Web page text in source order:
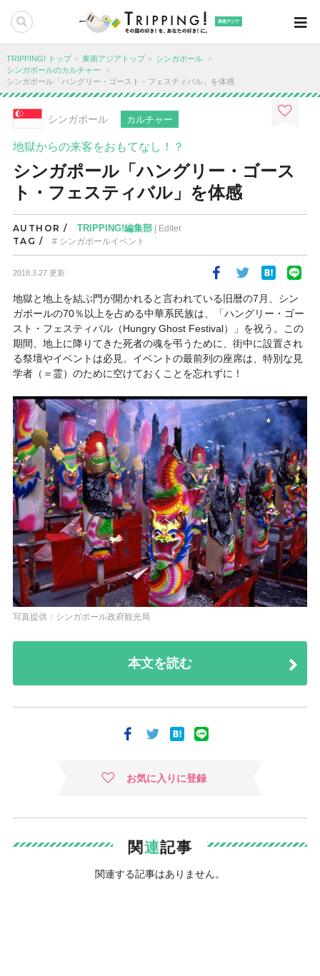
東南アジア
TRIPPING! トップ 東南アジアトップ
シンガポール
シンガポールのカルチャー
シンガポール「ハングリー・ゴースト・フェスティバル」を体感
シンガポール カルチャー
地獄からの来客をおもてなし！？
シンガポール「ハングリー・ゴース
ト・フェスティバル」を体感
AUTHOR / TRIPPING!編集部| Editer
TAG / シンガポールイベント
2018.3.27 更新
地獄と地上を結ぶ門が開かれると言われている旧暦の7月、シン
ガポールの70％以上を占める中華系民族は、「ハングリー・ゴー
スト・フェスティバル（Hungry Ghost Festival）
」を祝う。この
期間、地上に降りてきた死者の魂を弔うために、街中に設置され
る祭壇やイベントは必見。イベントの最前列の座席は、特別な見
学者（＝霊）のために空けておくことを忘れずに！
写真提供：シンガポール政府観光局
本文を読む
お気に入りに登録
関連記事
関連する記事はありません。